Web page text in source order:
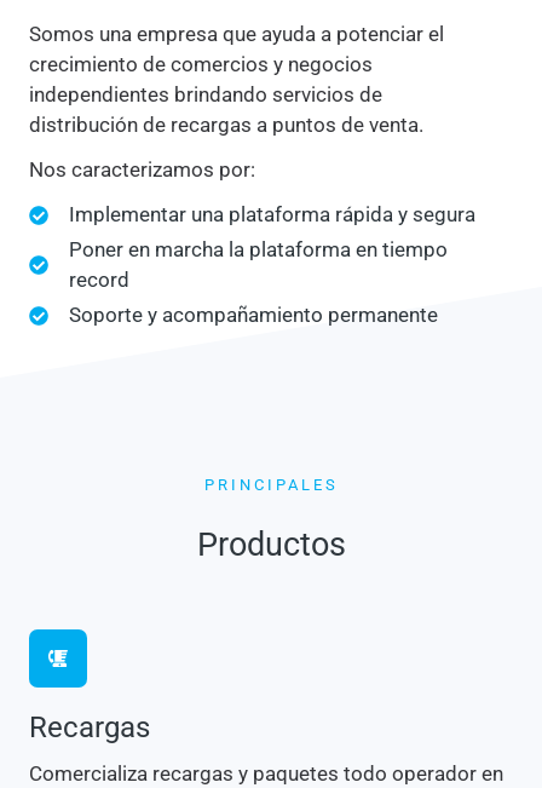
Somos una empresa que ayuda a potenciar el
crecimiento de comercios y negocios
independientes brindando servicios de
distribución de recargas a puntos de venta.
Nos caracterizamos por:
Implementar una plataforma rápida y segura
Poner en marcha la plataforma en tiempo
record
Soporte y acompañamiento permanente
PRINCIPALES
Productos
Recargas
Comercializa recargas y paquetes todo operador en